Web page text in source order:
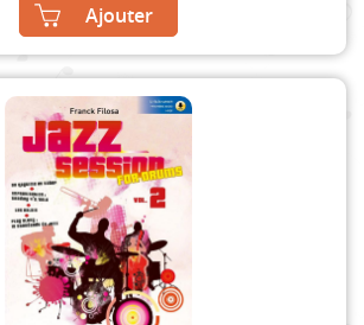
Ajouter